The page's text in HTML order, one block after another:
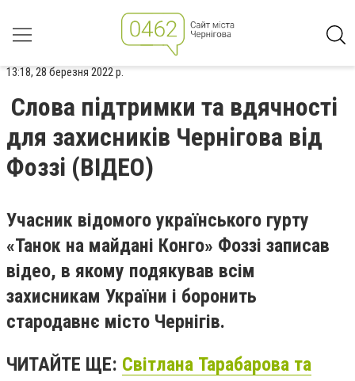
13:18, 28 березня 2022 р.
Слова підтримки та вдячності
для захисників Чернігова від
Фоззі (ВІДЕО)
Учасник відомого українського гурту
«Танок на майдані Конго» Фоззі записав
відео, в якому подякував всім
захисникам України і боронить
стародавнє місто Чернігів.
ЧИТАЙТЕ ЩЕ: Світлана Тарабарова та